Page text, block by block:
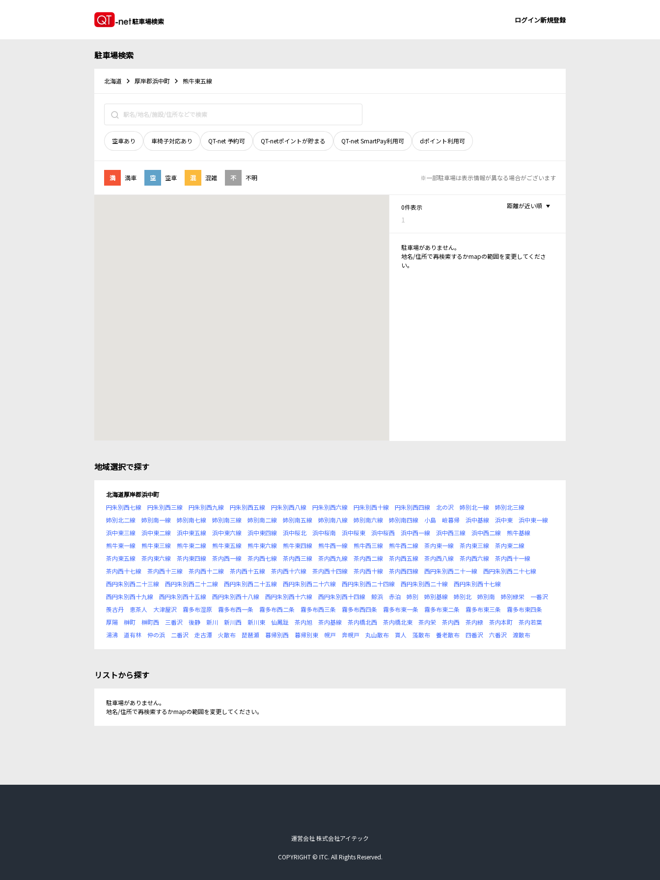
駐車場検索 ログイン新規登録
駐車場検索
北海道 厚岸郡浜中町 熊牛東五線
空車あり 車椅子対応あり QT-net 予約可 QT-netポイントが貯まる QT-net SmartPay利用可 dポイント利用可
満 満車 空 空車 混 混雑 不 不明 ※一部駐車場は表示情報が異なる場合がございます
0件表示
1
距離が近い順
駐車場がありません。
地名/住所で再検索するかmapの範囲を変更してくださ
い。
地域選択で探す
北海道厚岸郡浜中町
円朱別西七線
円朱別西三線 円朱別西九線 円朱別西五線 円朱別西八線 円朱別西六線 円朱別西十線 円朱別西四線 北の沢 姉別北一線
姉別北三線
姉別北二線
姉別南一線 姉別南七線 姉別南三線 姉別南二線 姉別南五線 姉別南八線 姉別南六線 姉別南四線 小島 嶮暮帰 浜中基線 浜中東
浜中東一線
浜中東三線
浜中東二線 浜中東五線 浜中東六線 浜中東四線 浜中桜北 浜中桜南 浜中桜東 浜中桜西 浜中西一線 浜中西三線 浜中西二線
熊牛基線
熊牛東一線
熊牛東三線 熊牛東二線 熊牛東五線 熊牛東六線 熊牛東四線 熊牛西一線 熊牛西三線 熊牛西二線 茶内東一線 茶内東三線
茶内東二線
茶内東五線
茶内東六線 茶内東四線 茶内西一線 茶内西七線 茶内西三線 茶内西九線 茶内西二線 茶内西五線 茶内西八線 茶内西六線
茶内西十一線
茶内西十七線
茶内西十三線 茶内西十二線 茶内西十五線 茶内西十六線 茶内西十四線 茶内西十線 茶内西四線 西円朱別西二十一線
西円朱別西二十七線
西円朱別西二十三線
西円朱別西二十二線 西円朱別西二十五線 西円朱別西二十六線 西円朱別西二十四線 西円朱別西二十線
西円朱別西十七線
西円朱別西十九線
西円朱別西十五線 西円朱別西十八線 西円朱別西十六線 西円朱別西十四線 鯨浜 赤泊 姉別 姉別基線 姉別北 姉別南 姉別緑栄
一番沢
羨古丹
恵茶人 大津屋沢 霧多布湿原 霧多布西一条 霧多布西二条 霧多布西三条 霧多布西四条 霧多布東一条 霧多布東二条 霧多布東三条
霧多布東四条
厚陽
榊町 榊町西 三番沢 後静 新川 新川西 新川東 仙鳳趾 茶内旭 茶内基線 茶内橋北西 茶内橋北東 茶内栄 茶内西 茶内緑 茶内本町
茶内若葉
湯沸
道有林 仲の浜 二番沢 走古潭 火散布 琵琶瀬 暮帰別西 暮帰別東 幌戸 奔幌戸 丸山散布 貰人 藻散布 養老散布 四番沢 六番沢 渡散布
リストから探す
駐車場がありません。
地名/住所で再検索するかmapの範囲を変更してください。
運営会社 株式会社アイテック
COPYRIGHT © ITC. All Rights Reserved.